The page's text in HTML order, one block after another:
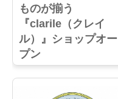
ものが揃う
『clarile（クレイ
ル）』ショップオー
プン